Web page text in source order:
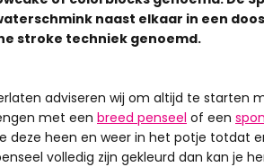
naast elkaar in een
stroke techniek genoemd.
adviseren wij om altijd te starten
met een breed penseel of een
deze heen en weer in het potje totdat
volledig zijn gekleurd dan kan je